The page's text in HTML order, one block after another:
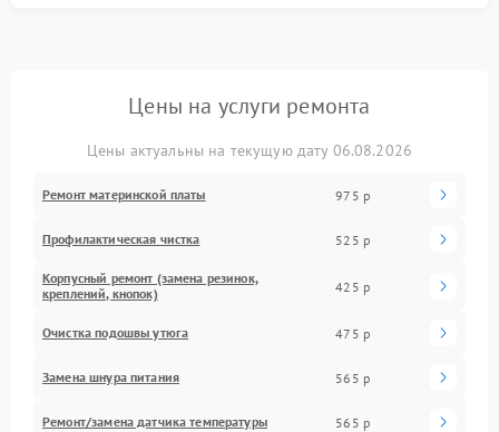
Цены на услуги ремонта
Цены актуальны на текущую дату 06.08.2026
Ремонт материнской платы 975 р
Профилактическая чистка 525 р
Корпусный ремонт (замена резинок,
креплений, кнопок)
425 р
Очистка подошвы утюга 475 р
Замена шнура питания 565 р
Ремонт/замена датчика температуры 565 р